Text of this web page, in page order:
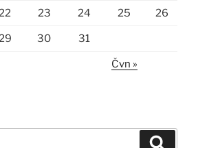
23 24 25 26
30 31
Čvn »